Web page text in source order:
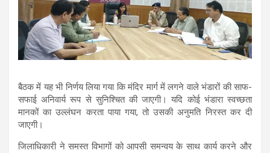
बैठक में यह भी निर्णय लिया गया कि मंदिर मार्ग में लगने वाले भंडारों की साफ-
सफाई अनिवार्य रूप से सुनिश्चित की जाएगी। यदि कोई भंडारा स्वच्छता
मानकों का उल्लंघन करता पाया गया, तो उसकी अनुमति निरस्त कर दी
जाएगी।
जिलाधिकारी ने समस्त विभागों को आपसी समन्वय के साथ कार्य करने और